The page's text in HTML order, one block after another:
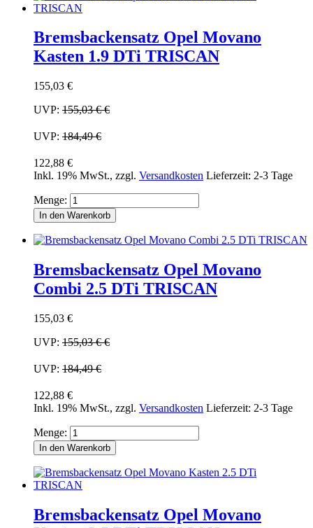
Bremsbackensatz Opel Movano
Kasten 1.9 DTi TRISCAN
155,03 €
UVP: 155,03 €€
UVP: 184,49 €
122,88 €
Inkl. 19% MwSt., zzgl. Versandkosten Lieferzeit: 2-3 Tage
Menge:
In den Warenkorb
Bremsbackensatz Opel Movano
Combi 2.5 DTi TRISCAN
155,03 €
UVP: 155,03 €€
UVP: 184,49 €
122,88 €
Inkl. 19% MwSt., zzgl. Versandkosten Lieferzeit: 2-3 Tage
Menge:
In den Warenkorb
Bremsbackensatz Opel Movano